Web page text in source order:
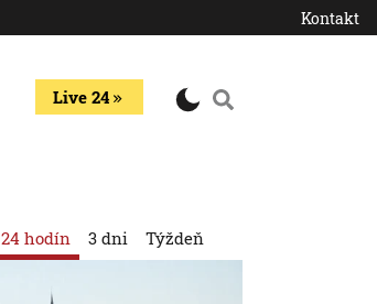
Kontakt
Live 24
24 hodín 3 dni Týždeň